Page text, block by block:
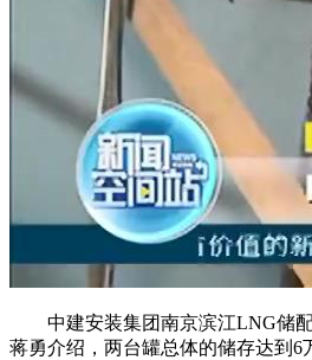
中建安装集团南京滨江LNG储配
蒋勇介绍，两台罐总体的储存达到6